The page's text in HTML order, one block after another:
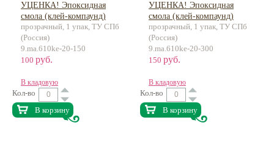
УЦЕНКА! Эпоксидная
смола (клей-компаунд)
ПЭО-610КЭ-20/0 150гр
прозрачный, 1 упак, ТУ СПб
(Россия)
9.ma.610ke-20-150
100 руб.
В кладовую
Кол-во
В корзину
УЦЕНКА! Эпоксидная
смола (клей-компаунд)
ПЭО-610КЭ-20/0 300гр
прозрачный, 1 упак, ТУ СПб
(Россия)
9.ma.610ke-20-300
150 руб.
В кладовую
Кол-во
В корзину